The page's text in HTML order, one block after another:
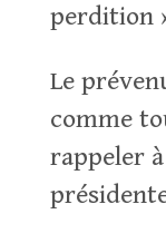
perdition
Le
comme
rappeler